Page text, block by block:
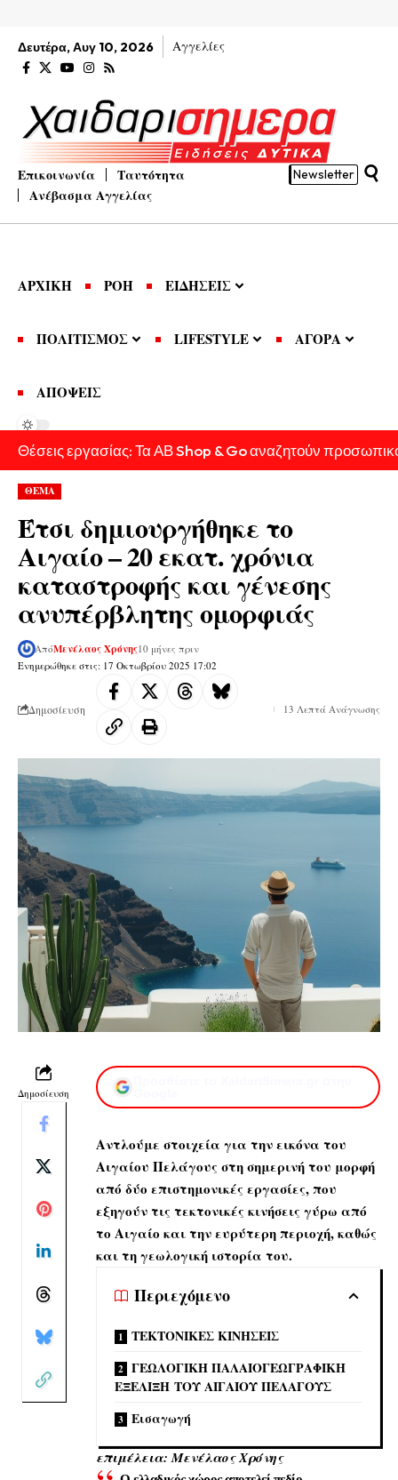
Δευτέρα, Αυγ 10, 2026 Αγγελίες
Επικοινωνία
Ταυτότητα
Ανέβασμα Αγγελίας
Newsletter
ΑΡΧΙΚΗ ΡΟΗ ΕΙΔΗΣΕΙΣ
ΠΟΛΙΤΙΣΜΟΣ LIFESTYLE ΑΓΟΡΑ
ΑΠΟΨΕΙΣ
Θέσεις εργασίας: Τα ΑΒ Shop & Go αναζητούν
ΘΕΜΑ
Έτσι δημιουργήθηκε το
Αιγαίο – 20 εκατ. χρόνια
καταστροφής και γένεσης
ανυπέρβλητης ομορφιάς
Ενημερώθηκε στις: 17 Οκτωβρίου 2025 17:02
ΑπόΜενέλαος Χρόνης10 μήνες πριν
Δημοσίευση 13 Λεπτά Ανάγνωσης
Δημοσίευση
Αντλούμε στοιχεία για την εικόνα του
Αιγαίου Πελάγους στη σημερινή του μορφή
από δύο επιστημονικές εργασίες, που
εξηγούν τις τεκτονικές κινήσεις γύρω από
το Αιγαίο και την ευρύτερη περιοχή, καθώς
και τη γεωλογική ιστορία του.
Περιεχόμενο
ΤΕΚΤΟΝΙΚΕΣ ΚΙΝΗΣΕΙΣ
ΓΕΩΛΟΓΙΚΗ ΠΑΛΑΙΟΓΕΩΓΡΑΦΙΚΗ
ΕΞΕΛΙΞΗ ΤΟΥ ΑΙΓΑΙΟΥ ΠΕΛΑΓΟΥΣ
Εισαγωγή
επιμέλεια: Μενέλαος Χρόνης